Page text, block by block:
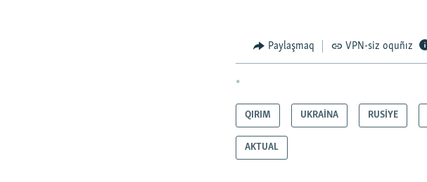
Paylaşmaq VPN-siz oquñız
*
QIRIM UKRAİNA RUSİYE
AKTUAL